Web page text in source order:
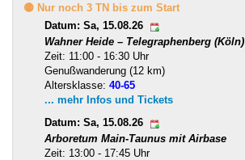
🟡 Nur noch 3 TN bis zum Start
Datum: Sa, 15.08.26
Wahner Heide – Telegraphenberg (Köln)
Zeit: 11:00 - 16:30 Uhr
Genußwanderung (12 km)
Altersklasse: 40-65
... mehr Infos und Tickets
Datum: Sa, 15.08.26
Arboretum Main-Taunus mit Airbase
Zeit: 13:00 - 17:45 Uhr